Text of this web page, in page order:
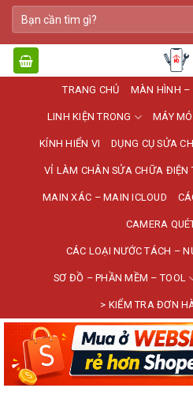
Bỏ
qua
nội
dung
Tìm
kiếm:
TRANG CHỦ MÀN HÌNH –
LINH KIỆN TRONG MÁY
KÍNH HIỂN VI DỤNG CỤ SỬA
VỈ LÀM CHÂN SỬA CHỮA ĐIỆN
MAIN XÁC – MAIN ICLOUD
CAMERA
CÁC LOẠI NƯỚC TÁCH –
SƠ ĐỒ – PHẦN MỀM – TOOL
> KIỂM TRA ĐƠN